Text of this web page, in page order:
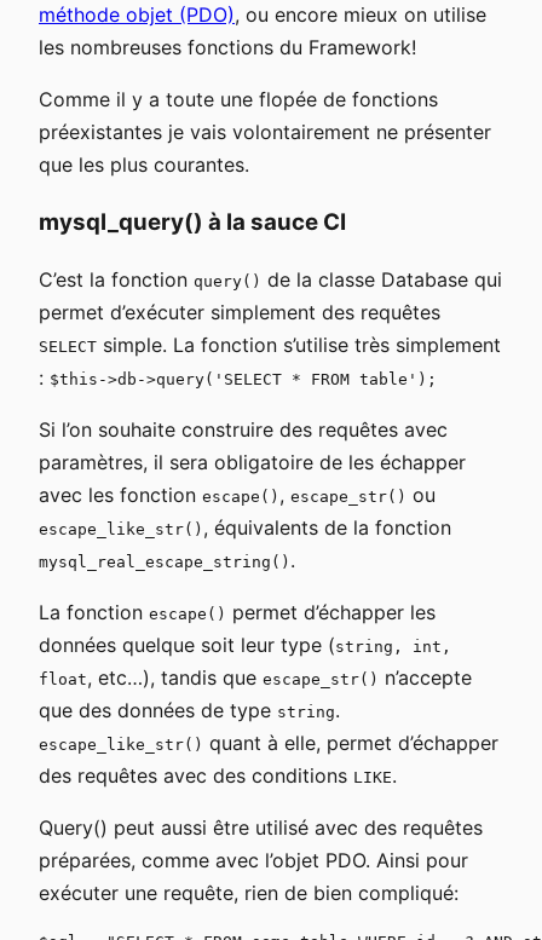
méthode objet (PDO), ou encore mieux on utilise
les nombreuses fonctions du Framework!
Comme il y a toute une flopée de fonctions
préexistantes je vais volontairement ne présenter
que les plus courantes.
mysql_query() à la sauce CI
C’est la fonction query() de la classe Database qui
permet d’exécuter simplement des requêtes
SELECT simple. La fonction s’utilise très simplement
: $this->db->query('SELECT * FROM table');
Si l’on souhaite construire des requêtes avec
paramètres, il sera obligatoire de les échapper
avec les fonction escape() , escape_str() ou
escape_like_str() , équivalents de la fonction
mysql_real_escape_string() .
La fonction escape() permet d’échapper les
données quelque soit leur type (string, int,
float, etc…), tandis que escape_str() n’accepte
que des données de type string.
escape_like_str() quant à elle, permet d’échapper
des requêtes avec des conditions LIKE.
Query() peut aussi être utilisé avec des requêtes
préparées, comme avec l’objet PDO. Ainsi pour
exécuter une requête, rien de bien compliqué: